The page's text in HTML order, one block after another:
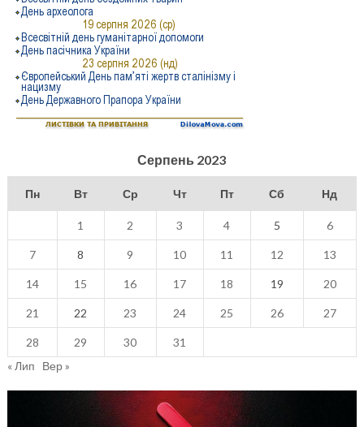
Серпень 2023
Пн Вт Ср Чт Пт Сб Нд
1 2 3 4 5 6
7 8 9 10 11 12 13
14 15 16 17 18 19 20
21 22 23 24 25 26 27
28 29 30
31
« Лип
Вер »